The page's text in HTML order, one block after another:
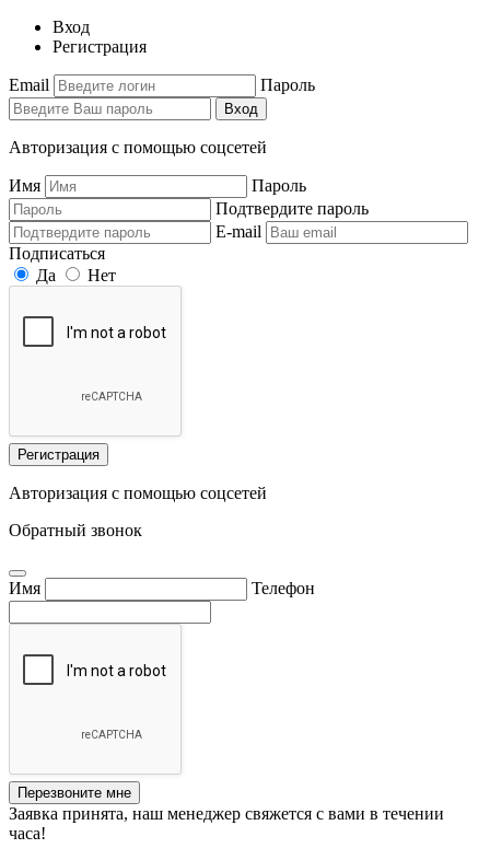
Вход
Регистрация
Email Пароль
Вход
Авторизация с помощью соцсетей
Имя
Пароль
Подтвердите пароль
E-mail
Подписаться
Да
Нет
Регистрация
Авторизация с помощью соцсетей
Обратный звонок
Имя Телефон
Перезвоните мне
Заявка принята, наш менеджер свяжется с вами в течении
часа!